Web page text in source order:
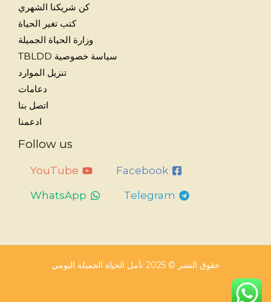
كن شريكنا الشهري
كتب تغير الحياة
وزارة الحياة الجميلة
سياسة خصوصية TBLDD
تنزيل الموارد
دعامات
اتصل بنا
ادعمنا
Follow us
Facebook
YouTube
Telegram
WhatsApp
حقوق النشر © 2025 تأمل الحياة الجميلة اليومي